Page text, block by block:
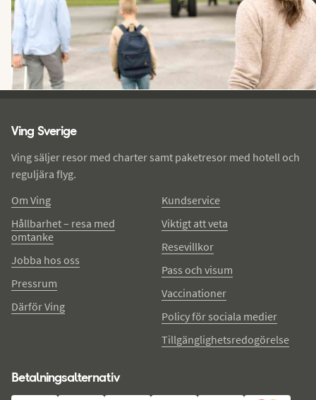
Ving Sverige
Ving säljer resor med charter samt paketresor med hotell och
reguljära flyg.
Om Ving
Hållbarhet – resa med
omtanke
Jobba hos oss
Pressrum
Därför Ving
Kundservice
Viktigt att veta
Resevillkor
Pass och visum
Vaccinationer
Policy för sociala medier
Tillgänglighetsredogörelse
Betalningsalternativ